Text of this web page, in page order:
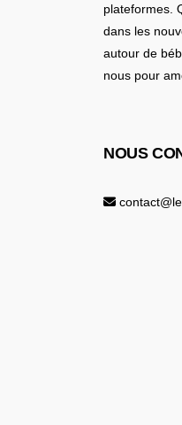
plateformes.
dans les
autour de
nous pour
NOUS